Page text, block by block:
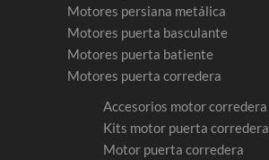
Motores persiana metálica
Motores puerta basculante
Motores puerta batiente
Motores puerta corredera
Accesorios motor corredera
Kits motor puerta corredera
Motor puerta corredera